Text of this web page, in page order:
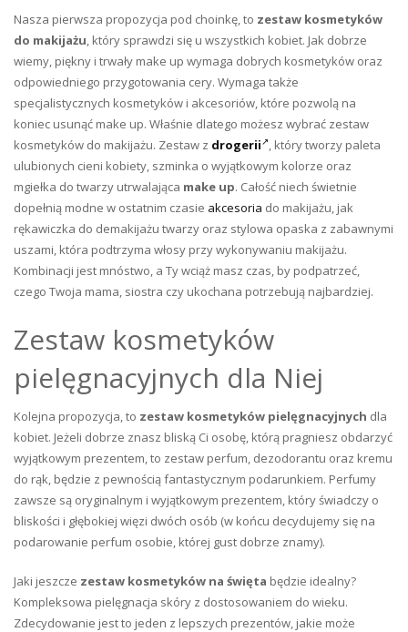
Nasza pierwsza propozycja pod choinkę, to zestaw kosmetyków
do makijażu, który sprawdzi się u wszystkich kobiet. Jak dobrze
wiemy, piękny i trwały make up wymaga dobrych kosmetyków oraz
odpowiedniego przygotowania cery. Wymaga także
specjalistycznych kosmetyków i akcesoriów, które pozwolą na
koniec usunąć make up. Właśnie dlatego możesz wybrać zestaw
kosmetyków do makijażu. Zestaw z drogerii , który tworzy paleta
ulubionych cieni kobiety, szminka o wyjątkowym kolorze oraz
mgiełka do twarzy utrwalająca make up. Całość niech świetnie
dopełnią modne w ostatnim czasie akcesoria do makijażu, jak
rękawiczka do demakijażu twarzy oraz stylowa opaska z zabawnymi
uszami, która podtrzyma włosy przy wykonywaniu makijażu.
Kombinacji jest mnóstwo, a Ty wciąż masz czas, by podpatrzeć,
czego Twoja mama, siostra czy ukochana potrzebują najbardziej.
Zestaw kosmetyków
pielęgnacyjnych dla Niej
Kolejna propozycja, to zestaw kosmetyków pielęgnacyjnych dla
kobiet. Jeżeli dobrze znasz bliską Ci osobę, którą pragniesz obdarzyć
wyjątkowym prezentem, to zestaw perfum, dezodorantu oraz kremu
do rąk, będzie z pewnością fantastycznym podarunkiem. Perfumy
zawsze są oryginalnym i wyjątkowym prezentem, który świadczy o
bliskości i głębokiej więzi dwóch osób (w końcu decydujemy się na
podarowanie perfum osobie, której gust dobrze znamy).
Jaki jeszcze zestaw kosmetyków na święta będzie idealny?
Kompleksowa pielęgnacja skóry z dostosowaniem do wieku.
Zdecydowanie jest to jeden z lepszych prezentów, jakie może